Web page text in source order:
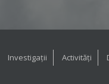
Investigații Activități